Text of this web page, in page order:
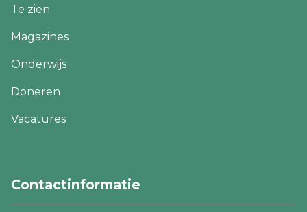
Te zien
Magazines
Onderwijs
Doneren
Vacatures
Contactinformatie